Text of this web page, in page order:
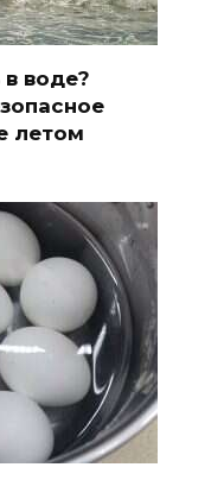
воде?
летом